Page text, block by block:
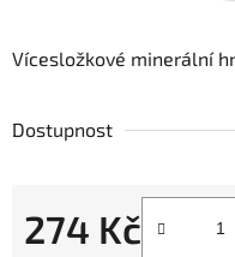
Vícesložkové minerální
Dostupnost
274 Kč